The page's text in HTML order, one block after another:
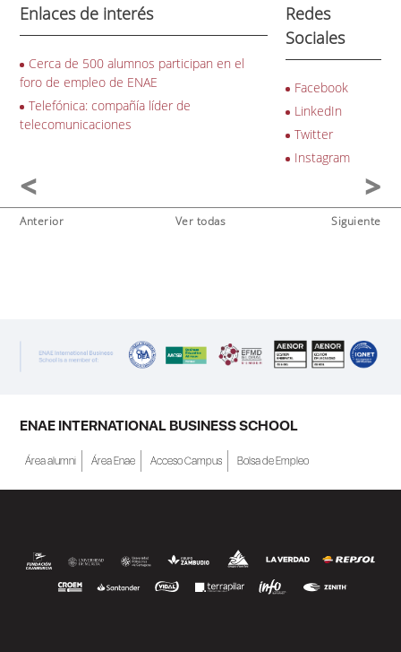
Enlaces de interés
Cerca de 500 alumnos participan en el
foro de empleo de ENAE
Telefónica: compañía líder de
telecomunicaciones
Redes
Sociales
Facebook
LinkedIn
Twitter
Instagram
Anterior Ver todas Siguiente
ENAE INTERNATIONAL BUSINESS SCHOOL
Área alumni Área Enae Acceso Campus Bolsa de Empleo